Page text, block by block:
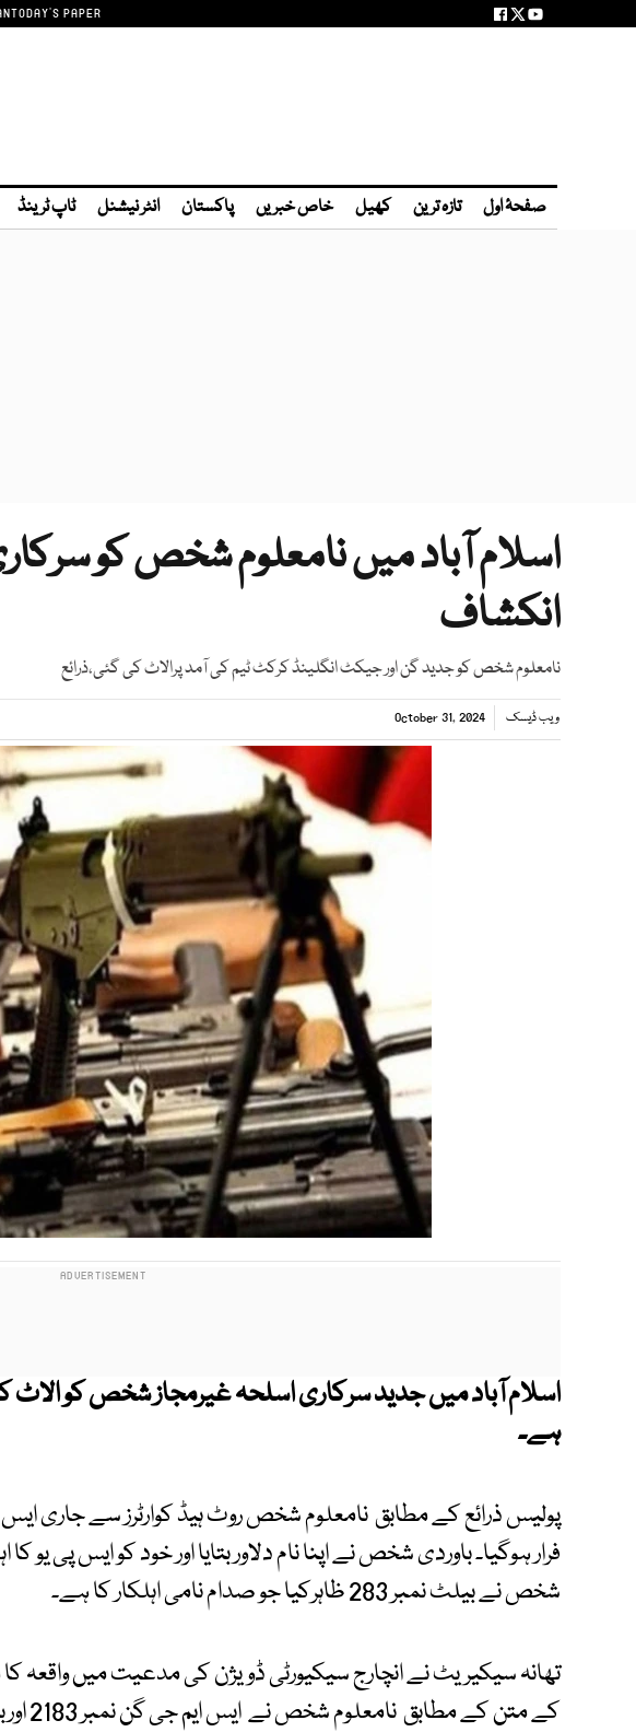
TODAY'S PAPER
صفحۂ اول تازہ ترین کھیل خاص خبریں پاکستان انٹر نیشنل ٹاپ ٹرینڈ
اسلام آباد میں نامعلوم شخص کو
انکشاف
نامعلوم شخص کو جدید گن اور جیکٹ انگلینڈ کرکٹ ٹیم کی آمد پرالاٹ کی گئی،ذرائع
ویب ڈیسک October 31, 2024
اسلام آباد میں جدید سرکاری اسلحہ غیرمجاز شخص کو الاٹ
ہے۔
پولیس ذرائع کے مطابق نامعلوم شخص روٹ ہیڈ کوارٹرز سے جاری
فرار ہوگیا۔ باوردی شخص نے اپنا نام دلاور بتایا اور خود کو ایس پی یو کا
شخص نے بیلٹ نمبر 283 ظاہرکیا جو صدام نامی اہلکار کا ہے۔
تھانہ سیکیریٹ نے انچارج سیکیورٹی ڈویژن کی مدعیت میں واقعہ